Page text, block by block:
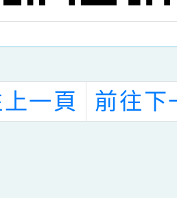
一頁 前往下